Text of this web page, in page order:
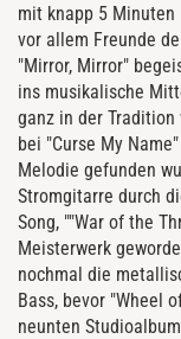
mit knapp 5 Minuten
vor allem Freunde
"Mirror, Mirror"
ins musikalische
ganz in der Tradition
bei "Curse My
Melodie gefunden
Stromgitarre durch
Song, ""War of the
Meisterwerk
nochmal die
Bass, bevor "Wheel
neunten